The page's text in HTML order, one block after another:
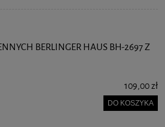
BERLINGER HAUS BH-2697 Z
109,00 zł
DO KOSZYKA